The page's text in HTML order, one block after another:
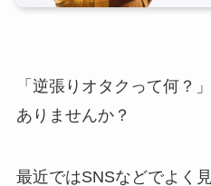
「逆張りオタクって何？
ありませんか？
最近ではSNSなどでよく